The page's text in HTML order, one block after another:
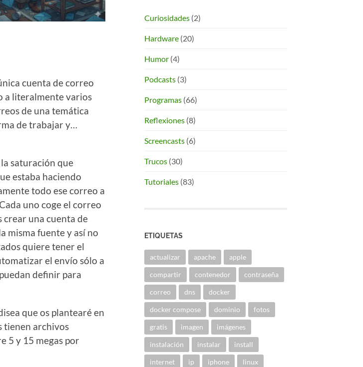
cuenta de correo
a literalmente varios
de una temática
de trabajar y…
saturación que
estaba haciendo
todo ese correo a
uno coge el correo
crear una cuenta de
misma fuente y así no
quiere tener el
el envío sólo a
definir para
que os plantearé en
tienen archivos
5 y 15 megas por
Curiosidades (2)
Hardware (20)
Humor (4)
Podcasts (3)
Programas (66)
Reflexiones (8)
Screencasts (6)
Trucos (30)
Tutoriales (83)
ETIQUETAS
actualizar apache apple
compartir contenedor contraseña
correo dns docker
docker compose dominio fotos
gratis imagen imágenes
instalación instalar install
internet ip iphone linux